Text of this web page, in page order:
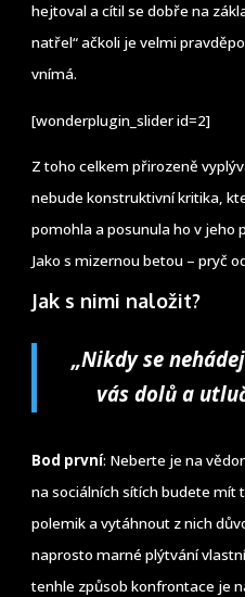
hejtoval a cítil se dobře na
natřel“ ačkoli je velmi
vnímá.
[wonderplugin_slider id=2]
Z toho celkem přirozeně
nebude konstruktivní kritika,
pomohla a posunula ho v jeho
Jako s mizernou betou – pryč
Jak s nimi naložit?
„Nikdy se
vás dolů a
Bod první: Neberte je na
na sociálních sítích budete mít
polemik a vytáhnout z nich
naprosto marné plýtvání
tenhle způsob konfrontace je